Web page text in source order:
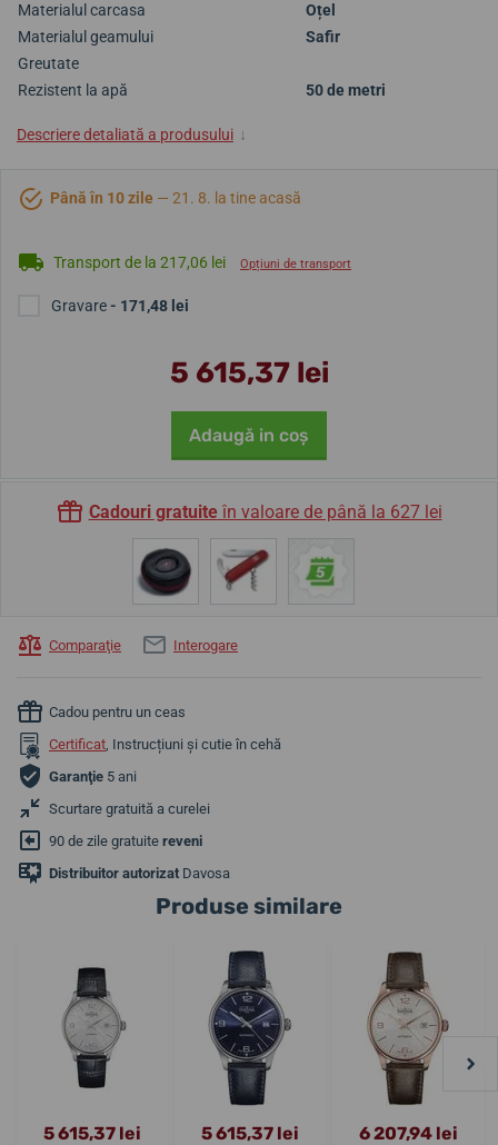
Materialul carcasa
Oțel
Materialul geamului
Safir
Greutate
Rezistent la apă
50 de metri
Descriere detaliată a produsului ↓
Până în 10 zile — 21. 8. la tine acasă
Transport de la 217,06 lei Opțiuni de transport
Gravare- 171,48 lei
5 615,37 lei
Adaugă in coş
Cadouri gratuiteîn valoare de până la 627 lei
Comparaţie Interogare
Cadou pentru un ceas
Certificat, Instrucțiuni și cutie în cehă
Garanţie 5 ani
Scurtare gratuită a curelei
90 de zile gratuite reveni
Distribuitor autorizat Davosa
Produse similare
5 615,37 lei 5 615,37 lei 6 207,94 lei